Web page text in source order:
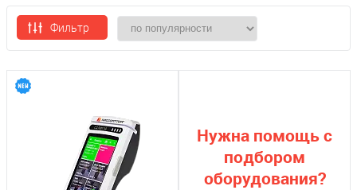
Фильтр
Нужна помощь с
подбором
оборудования?